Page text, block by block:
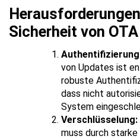
Sicherheit von
von Updates ist
robuste
dass nicht
System
Verschlüsselung:
muss durch